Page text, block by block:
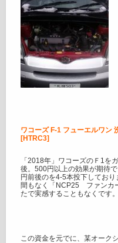
ワコーズ F-1 フューエルワン
[HTRC3]
「2018年」ワコーズのＦ1を
後。500円以上の効果が期待
円前後のを4-5本投下してお
間もなく「NCP25 ファンカ
たで実感することもなくです。
この資金を元でに、某オーク